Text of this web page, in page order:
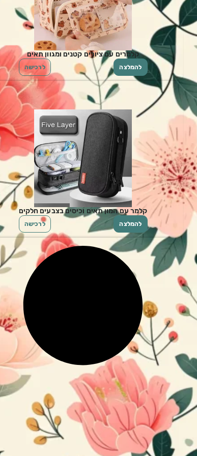
קלמרים עם ציורים קטנים ומגוון תאים
להמלצה לרכישה
קלמר עם המון תאים וכיסים בצבעים חלקים
להמלצה לרכישה